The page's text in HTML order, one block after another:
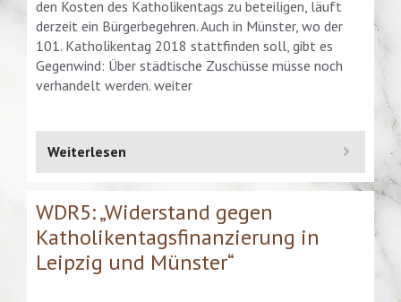
den Kosten des Katholikentags zu beteiligen, läuft
derzeit ein Bürgerbegehren. Auch in Münster, wo der
101. Katholikentag 2018 stattfinden soll, gibt es
Gegenwind: Über städtische Zuschüsse müsse noch
verhandelt werden. weiter
Weiterlesen
WDR5: „Widerstand gegen
Katholikentagsfinanzierung in
Leipzig und Münster“